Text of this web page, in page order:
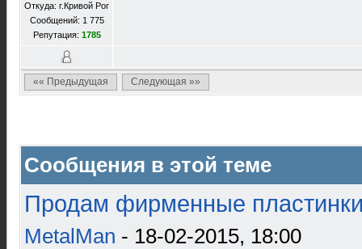
Откуда: г.Кривой Рог
Сообщений: 1 775
Репутация: 1785
«« Предыдущая Следующая »»
Сообщения в этой теме
Продам фирменные
MetalMan - 18-02-2015, 18:00